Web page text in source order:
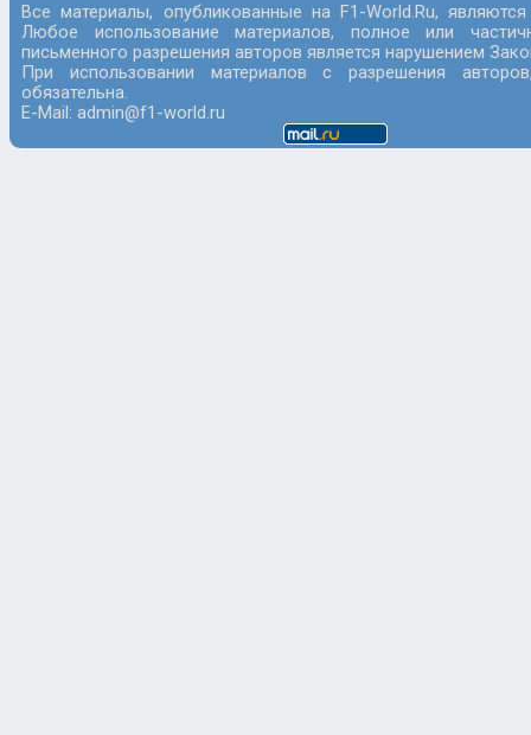
Все материалы, опубликованные на F1-World.Ru,
Любое использование материалов, полное или
письменного разрешения авторов является нарушением
При использовании материалов с разрешения
обязательна.
E-Mail: admin@f1-world.ru